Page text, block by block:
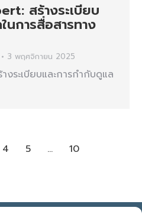
สร้างระเบียบ
นการสื่อสารทาง
3 พฤศจิกายน 2025
ระเบียบและการกำกับดูแล
4 5 … 10